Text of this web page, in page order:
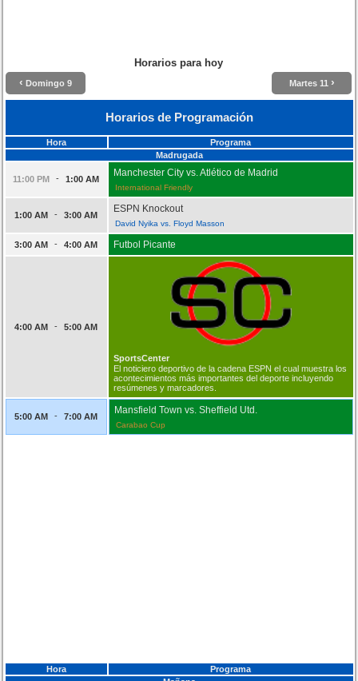
Horarios para hoy
‹ Domingo 9 Martes 11 ›
Horarios de Programación
Hora
Programa
Madrugada
11:00 PM - 1:00 AM
Manchester City vs. Atlético de Madrid
International Friendly
1:00 AM - 3:00 AM
ESPN Knockout
David Nyika vs. Floyd Masson
3:00 AM - 4:00 AM Futbol Picante
4:00 AM - 5:00 AM
SportsCenter
El noticiero deportivo de la cadena ESPN el cual muestra los
acontecimientos más importantes del deporte incluyendo
resúmenes y marcadores.
5:00 AM - 7:00 AM
Mansfield Town vs. Sheffield Utd.
Carabao Cup
Hora
Programa